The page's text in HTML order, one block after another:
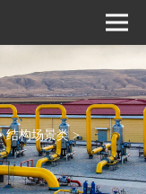
结构场景类 >